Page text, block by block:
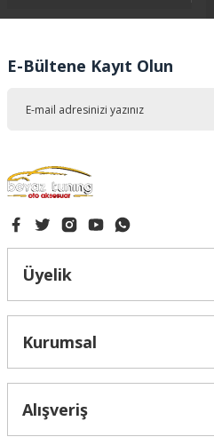
Ürün bilgilerinde hatalar
Bu ürüne benzer farklı alternatifler
E-Bültene Kayıt Olun
Üyelik
Kurumsal
Alışveriş